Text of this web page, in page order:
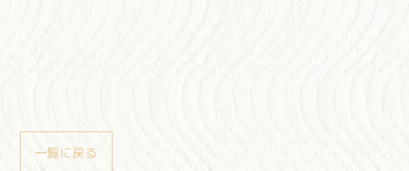
一覧に戻る